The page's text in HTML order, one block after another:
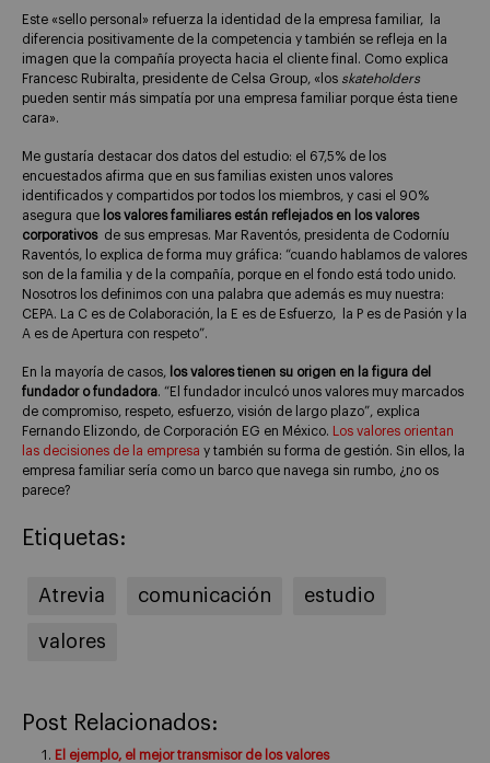
Este «sello personal» refuerza la identidad de la empresa familiar, la
diferencia positivamente de la competencia y también se refleja en la
imagen que la compañía proyecta hacia el cliente final. Como explica
Francesc Rubiralta, presidente de Celsa Group, «los skateholders
pueden sentir más simpatía por una empresa familiar porque ésta tiene
cara».
Me gustaría destacar dos datos del estudio: el 67,5% de los
encuestados afirma que en sus familias existen unos valores
identificados y compartidos por todos los miembros, y casi el 90%
asegura que los valores familiares están reflejados en los valores
corporativosde sus empresas. Mar Raventós, presidenta de Codorníu
Raventós, lo explica de forma muy gráfica: “cuando hablamos de valores
son de la familia y de la compañía, porque en el fondo está todo unido.
Nosotros los definimos con una palabra que además es muy nuestra:
CEPA. La C es de Colaboración, la E es de Esfuerzo, la P es de Pasión y la
A es de Apertura con respeto”.
En la mayoría de casos,
los valores tienen su origen en la figura del
fundador o fundadora. “El fundador inculcó unos valores muy marcados
de compromiso, respeto, esfuerzo, visión de largo plazo”, explica
Fernando Elizondo, de Corporación EG en México.
Los valores orientan
las decisiones de la empresa y también su forma de gestión. Sin ellos, la
empresa familiar sería como un barco que navega sin rumbo, ¿no os
parece?
Etiquetas:
Atrevia comunicación estudio
valores
Post Relacionados:
El ejemplo, el mejor transmisor de los valores